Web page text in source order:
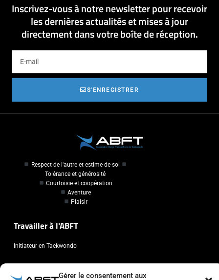
Gérer le consentement aux
Inscrivez-vous à notre newsletter pour recevoir
les dernières actualités et mises à jour
directement dans votre boîte de réception.
S'ENREGISTRER
Respect de l'autre et estime de soi
Tolérance et générosité
Courtoisie et coopération
Aventure
Plaisir
Travailler à l'ABFT
Initiateur en Taekwondo